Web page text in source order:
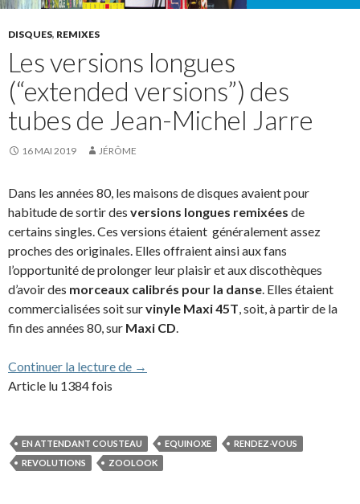
DISQUES, REMIXES
Les versions longues
(“extended versions”) des
tubes de Jean-Michel Jarre
16 MAI 2019 JÉRÔME
Dans les années 80, les maisons de disques avaient pour
habitude de sortir des versions longues remixées de
certains singles. Ces versions étaient généralement assez
proches des originales. Elles offraient ainsi aux fans
l’opportunité de prolonger leur plaisir et aux discothèques
d’avoir des morceaux calibrés pour la danse . Elles étaient
commercialisées soit survinyle Maxi 45T , soit, à partir de la
fin des années 80, sur Maxi CD
Continuer la lecture de Les versions longues (“extended
→
Article lu 1384 fois
EN ATTENDANT COUSTEAU EQUINOXE
RENDEZ-VOUS
REVOLUTIONS
ZOOLOOK